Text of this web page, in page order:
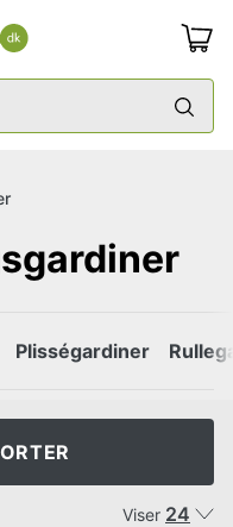
Plisségardiner
Viser 24